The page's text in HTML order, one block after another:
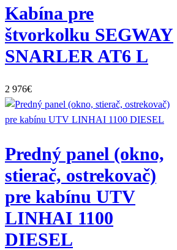
Kabína pre
štvorkolku SEGWAY
SNARLER AT6 L
2 976€
Predný panel (okno,
stierač, ostrekovač)
pre kabínu UTV
LINHAI 1100
DIESEL